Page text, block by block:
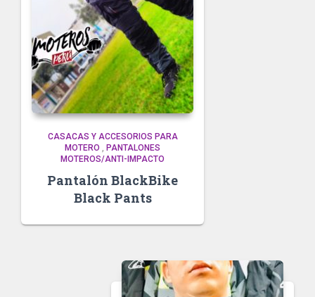
CASACAS Y ACCESORIOS PARA
MOTERO , PANTALONES
MOTEROS/ANTI-IMPACTO
Pantalón BlackBike
Black Pants